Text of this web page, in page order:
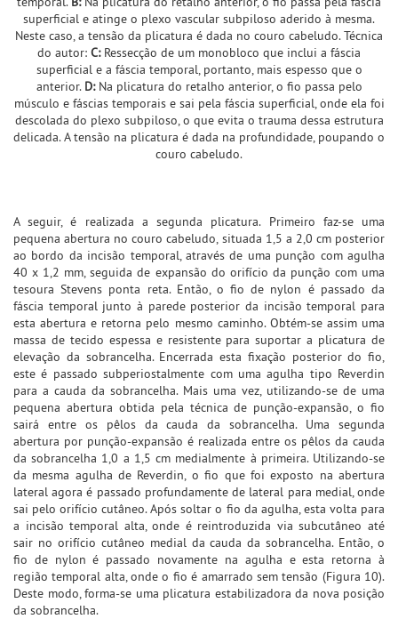
superficial e atinge o plexo vascular subpiloso aderido à mesma.
Neste caso, a tensão da plicatura é dada no couro cabeludo. Técnica
do autor: C:Ressecção de um monobloco que inclui a fáscia
superficial e a fáscia temporal, portanto, mais espesso que o
anterior. D:Na plicatura do retalho anterior, o fio passa pelo
músculo e fáscias temporais e sai pela fáscia superficial, onde ela foi
descolada do plexo subpiloso, o que evita o trauma dessa estrutura
delicada. A tensão na plicatura é dada na profundidade, poupando o
couro cabeludo.
A seguir, é realizada a segunda plicatura. Primeiro faz-se uma
pequena abertura no couro cabeludo, situada 1,5 a 2,0 cm posterior
ao bordo da incisão temporal, através de uma punção com agulha
40 x 1,2 mm, seguida de expansão do orifício da punção com uma
tesoura Stevens ponta reta. Então, o fio de nylon é passado da
fáscia temporal junto à parede posterior da incisão temporal para
esta abertura e retorna pelo mesmo caminho. Obtém-se assim uma
massa de tecido espessa e resistente para suportar a plicatura de
elevação da sobrancelha. Encerrada esta fixação posterior do fio,
este é passado subperiostalmente com uma agulha tipo Reverdin
para a cauda da sobrancelha. Mais uma vez, utilizando-se de uma
pequena abertura obtida pela técnica de punção-expansão, o fio
sairá entre os pêlos da cauda da sobrancelha. Uma segunda
abertura por punção-expansão é realizada entre os pêlos da cauda
da sobrancelha 1,0 a 1,5 cm medialmente à primeira. Utilizando-se
da mesma agulha de Reverdin, o fio que foi exposto na abertura
lateral agora é passado profundamente de lateral para medial, onde
sai pelo orifício cutâneo. Após soltar o fio da agulha, esta volta para
a incisão temporal alta, onde é reintroduzida via subcutâneo até
sair no orifício cutâneo medial da cauda da sobrancelha. Então, o
fio de nylon é passado novamente na agulha e esta retorna à
região temporal alta, onde o fio é amarrado sem tensão (Figura 10).
Deste modo, forma-se uma plicatura estabilizadora da nova posição
da sobrancelha.